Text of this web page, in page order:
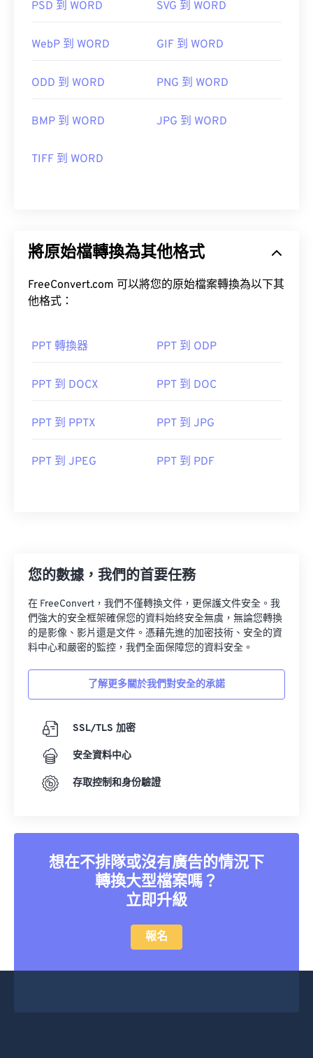
PSD 到 WORD SVG 到 WORD
WebP 到 WORD GIF 到 WORD
ODD 到 WORD PNG 到 WORD
BMP 到 WORD JPG 到 WORD
TIFF 到 WORD
將原始檔轉換為其他格式
FreeConvert.com 可以將您的原始檔案轉換為以下其
他格式：
PPT 轉換器 PPT 到 ODP
PPT 到 DOCX PPT 到 DOC
PPT 到 PPTX PPT 到 JPG
PPT 到 JPEG PPT 到 PDF
您的數據，我們的首要任務
在 FreeConvert，我們不僅轉換文件，更保護文件安全。我
們強大的安全框架確保您的資料始終安全無虞，無論您轉換
的是影像、影片還是文件。憑藉先進的加密技術、安全的資
料中心和嚴密的監控，我們全面保障您的資料安全。
了解更多關於我們對安全的承諾
SSL/TLS 加密
安全資料中心
存取控制和身份驗證
想在不排隊或沒有廣告的情況下
轉換大型檔案嗎？
立即升級
報名